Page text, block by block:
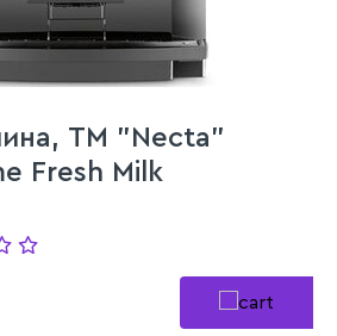
TM "Necta"
Fresh Milk